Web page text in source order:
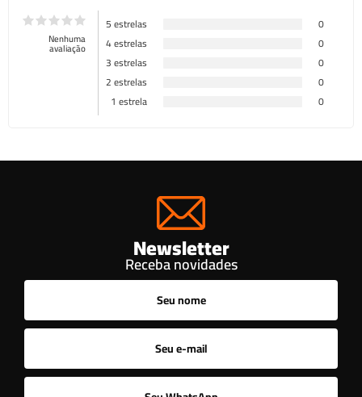
Nenhuma
avaliação
5 estrelas
0
4 estrelas
0
3 estrelas
0
2 estrelas
0
1 estrela
0
Newsletter
Receba novidades